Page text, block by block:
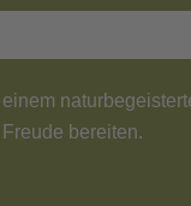
einem
bereiten.